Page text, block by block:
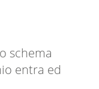
schema
entra ed